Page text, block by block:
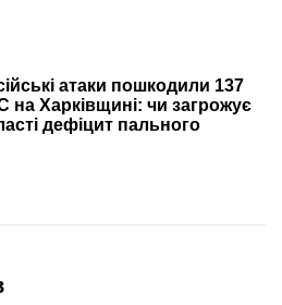
атаки пошкодили 137
на Харківщині: чи загрожує
дефіцит пального